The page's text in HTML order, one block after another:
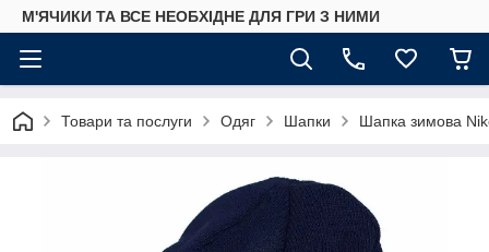
М'ЯЧИКИ ТА ВСЕ НЕОБХІДНЕ ДЛЯ ГРИ З НИМИ
Товари та послуги Одяг Шапки Шапка зимова